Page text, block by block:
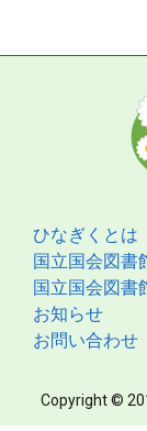
ひなぎくとは
国立国会図書
国立国会図書
お知らせ
お問い合わせ
Copyright ©